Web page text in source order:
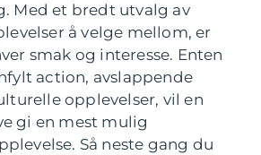
Med et bredt utvalg av
å velge mellom, er
smak og interesse. Enten
action, avslappende
opplevelser, vil en
gi en mest mulig
Så neste gang du